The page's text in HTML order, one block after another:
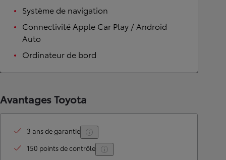
Système de navigation
Connectivité Apple Car Play / Android
Auto
Ordinateur de bord
Avantages Toyota
3 ans de garantie
150 points de contrôle